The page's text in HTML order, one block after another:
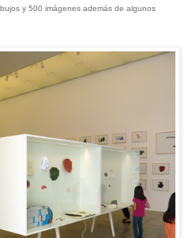
y 500 imágenes además de algunos